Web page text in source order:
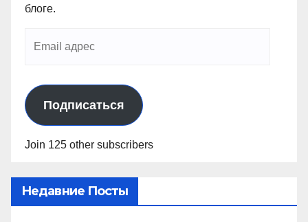
блоге.
Подписаться
Join 125 other subscribers
Недавние Посты